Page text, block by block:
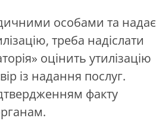
особами та надає
треба надіслати
оцінить утилізацію
із надання послуг.
факту